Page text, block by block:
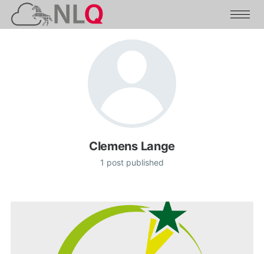
Clemens Lange
1 post published